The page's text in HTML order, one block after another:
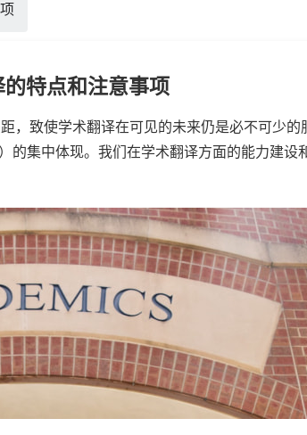
特点和注意事项
，致使学术翻译在可见的未来仍是必不可少
的集中体现。我们在学术翻译方面的能力建设